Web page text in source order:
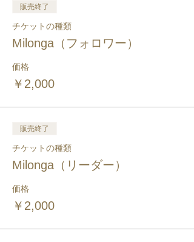
販売終了
チケットの種類
Milonga（フォロワー）
価格
￥2,000
販売終了
チケットの種類
Milonga（リーダー）
価格
￥2,000